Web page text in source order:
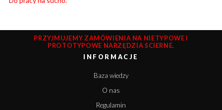
PRZYJMUJEMY ZAMÓWIENIA NA NIETYPOWE I
PROTOTYPOWE NARZĘDZIA ŚCIERNE.
INFORMACJE
Baza wiedzy
O nas
Regulamin